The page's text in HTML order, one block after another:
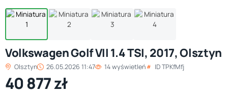
Volkswagen Golf VII 1.4 TSI, 2017, Olsztyn
Olsztyn 26.05.2026 11:47 14 wyświetleń ID TPKfMfj
40 877 zł